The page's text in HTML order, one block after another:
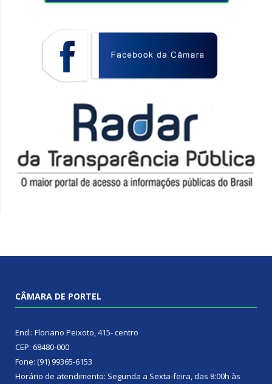
CÂMARA DE PORTEL
End.: Floriano Peixoto, 415- centro
CEP: 68480-000
Fone: (91) 99365-6153
Horário de atendimento: Segunda a Sexta-feira, das 8:00h às